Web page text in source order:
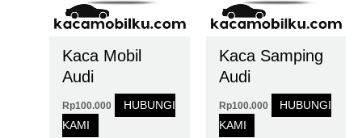
Kaca Mobil
Audi
Rp100.000
HUBUNGI
KAMI
Kaca Samping
Audi
Rp100.000
HUBUNGI
KAMI